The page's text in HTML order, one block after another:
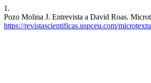
1.
Pozo Molina J. Entrevista a David Roas.
https://revistascientificas.uspceu.com/